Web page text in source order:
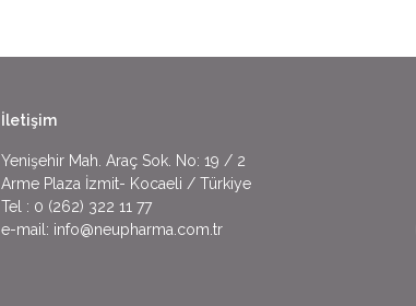
İletişim
Yenişehir Mah. Araç Sok. No: 19 / 2
Arme Plaza İzmit- Kocaeli / Türkiye
Tel : 0 (262) 322 11 77
e-mail: info@neupharma.com.tr